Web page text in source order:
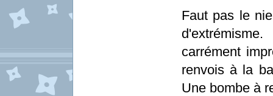
Faut pas le
carrément
renvois à la
Une bombe à